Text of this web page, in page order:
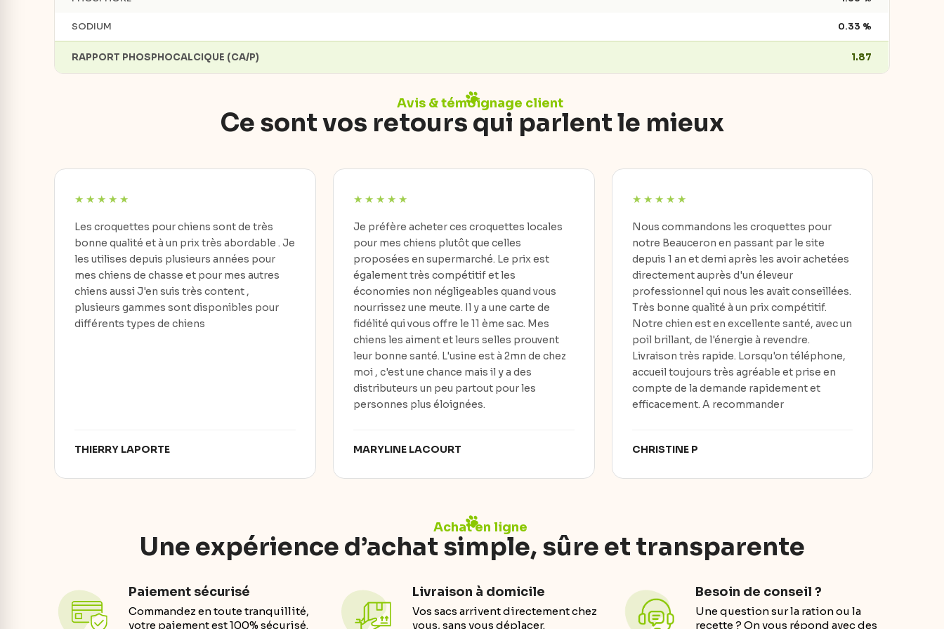
SODIUM 0.33 %
RAPPORT PHOSPHOCALCIQUE (CA/P) 1.87
Avis & témoignage client
Ce sont vos retours qui parlent le mieux
Les croquettes pour chiens sont de très
bonne qualité et à un prix très abordable . Je
les utilises depuis plusieurs années pour
mes chiens de chasse et pour mes autres
chiens aussi J'en suis très content ,
plusieurs gammes sont disponibles pour
différents types de chiens
THIERRY LAPORTE
Je préfère acheter ces croquettes locales
pour mes chiens plutôt que celles
proposées en supermarché. Le prix est
également très compétitif et les
économies non négligeables quand vous
nourrissez une meute. Il y a une carte de
fidélité qui vous offre le 11 ème sac. Mes
chiens les aiment et leurs selles prouvent
leur bonne santé. L'usine est à 2mn de chez
moi , c'est une chance mais il y a des
distributeurs un peu partout pour les
personnes plus éloignées.
MARYLINE LACOURT
Nous commandons les croquettes pour
notre Beauceron en passant par le site
depuis 1 an et demi après les avoir achetées
directement auprès d'un éleveur
professionnel qui nous les avait conseillées.
Très bonne qualité à un prix compétitif.
Notre chien est en excellente santé, avec un
poil brillant, de l'énergie à revendre.
Livraison très rapide. Lorsqu'on téléphone,
accueil toujours très agréable et prise en
compte de la demande rapidement et
efficacement. A recommander
CHRISTINE P
Achat en ligne
Une expérience d’achat simple, sûre et transparente
Paiement sécurisé
Commandez en toute tranquillité,
votre paiement est 100% sécurisé.
Livraison à domicile
Vos sacs arrivent directement chez
vous, sans vous déplacer.
Besoin de conseil ?
Une question sur la ration ou la
recette ? On vous répond avec des